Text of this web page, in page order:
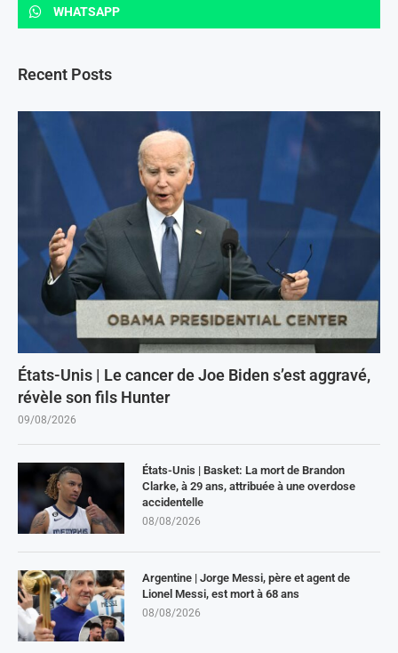
WHATSAPP
Recent Posts
États-Unis | Le cancer de Joe Biden s’est aggravé,
révèle son fils Hunter
09/08/2026
États-Unis | Basket: La mort de Brandon
Clarke, à 29 ans, attribuée à une overdose
accidentelle
08/08/2026
Argentine | Jorge Messi, père et agent de
Lionel Messi, est mort à 68 ans
08/08/2026